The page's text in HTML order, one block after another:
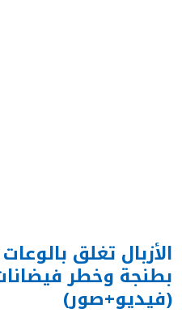
الأزبال تغلق
بطنجة وخطر
(فيديو+صور)